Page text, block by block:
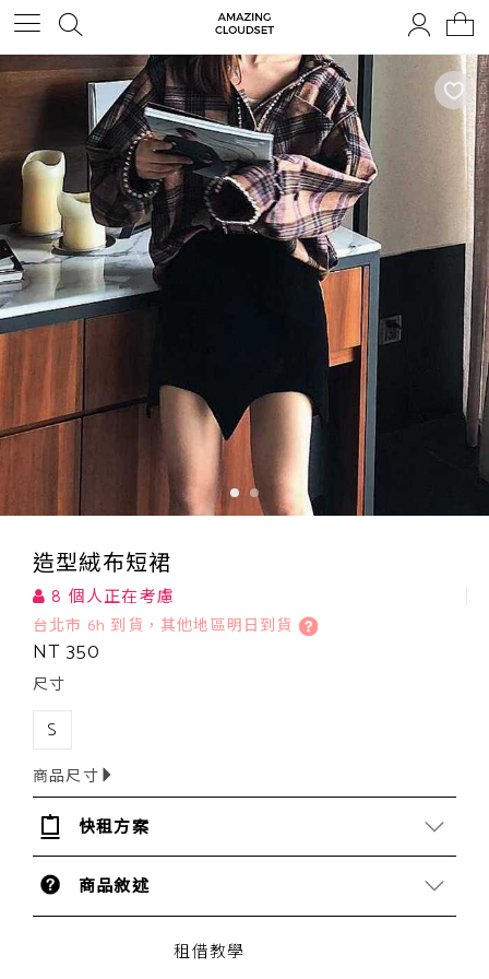
造型絨布短裙
8 個人正在考慮
台北市 6h 到貨，其他地區明日到貨
NT 350
尺寸
S
商品尺寸
快租方案
商品敘述
租借教學